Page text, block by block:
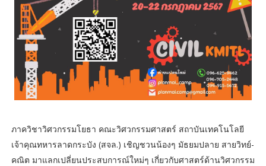
ภาควิชาวิศวกรรมโยธา คณะวิศวกรรมศาสตร์ สถาบันเทคโนโลยี
เจ้าคุณทหารลาดกระบัง (สจล.) เชิญชวนน้องๆ มัธยมปลาย สายวิทย์-
คณิต มาแลกเปลี่ยนประสบการณ์ใหม่ๆ เกี่ยวกับศาสตร์ด้านวิศวกรรม